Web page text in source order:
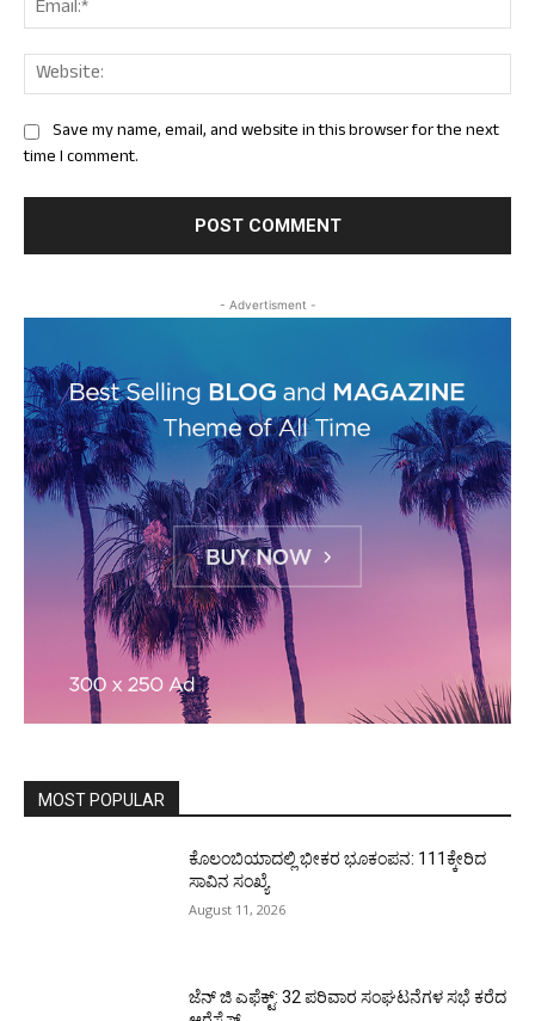
Save my name, email, and website in this browser for the next
time I comment.
- Advertisment -
MOST POPULAR
ಕೊಲಂಬಿಯಾದಲ್ಲಿ ಭೀಕರ ಭೂಕಂಪನ: 111ಕ್ಕೇರಿದ
ಸಾವಿನ ಸಂಖ್ಯೆ
August 11, 2026
ಜೆನ್ ಜಿ ಎಫೆಕ್ಟ್: 32 ಪರಿವಾರ ಸಂಘಟನೆಗಳ ಸಭೆ ಕರೆದ